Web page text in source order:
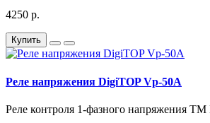
4250 р.
Купить
Реле напряжения DigiTOP Vp-50A
Реле контроля 1-фазного напряжения